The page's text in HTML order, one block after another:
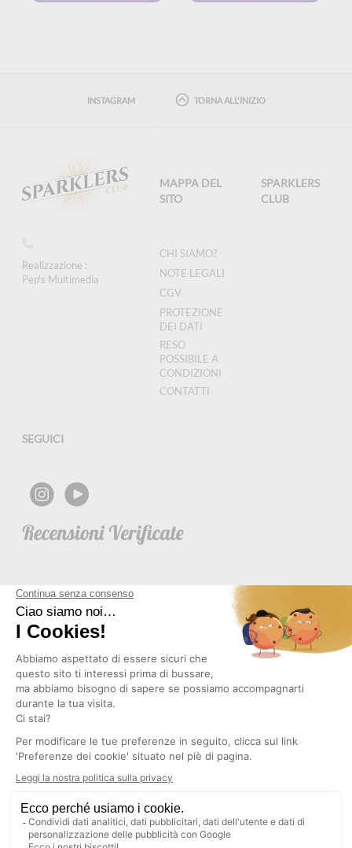
INSTAGRAM TORNA ALL'INIZIO
Realizzazione :
Pep's Multimedia
MAPPA DEL
SITO
CHI SIAMO?
NOTE LEGALI
CGV
PROTEZIONE
DEI DATI
RESO
POSSIBILE A
CONDIZIONI
CONTATTI
SPARKLERS
CLUB
SEGUICI
NEWSLETTER